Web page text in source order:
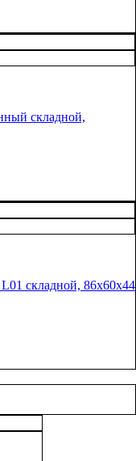
складной,
складной, 86х60х44